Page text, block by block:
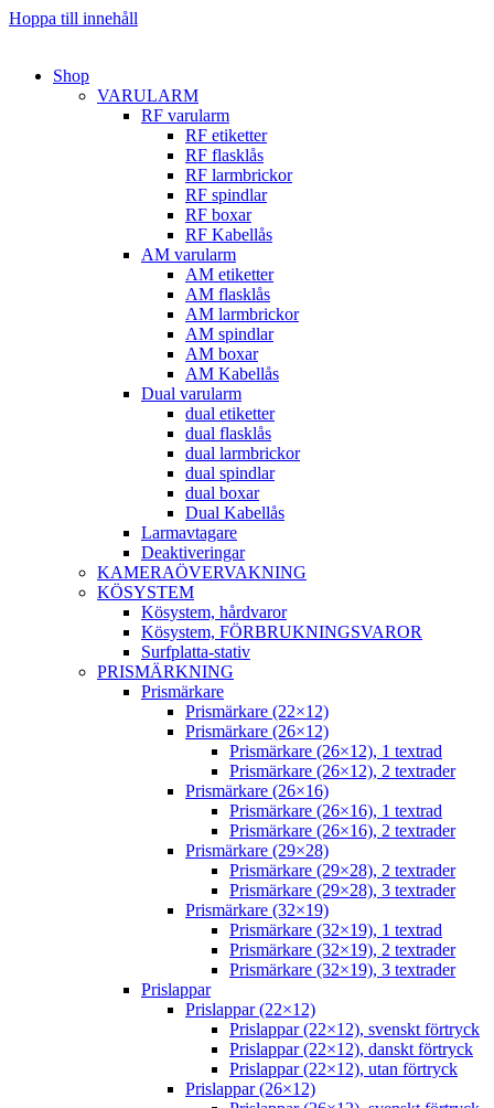
Hoppa till innehåll
Shop
VARULARM
RF varularm
RF etiketter
RF flasklås
RF larmbrickor
RF spindlar
RF boxar
RF Kabellås
AM varularm
AM etiketter
AM flasklås
AM larmbrickor
AM spindlar
AM boxar
AM Kabellås
Dual varularm
dual etiketter
dual flasklås
dual larmbrickor
dual spindlar
dual boxar
Dual Kabellås
Larmavtagare
Deaktiveringar
KAMERAÖVERVAKNING
KÖSYSTEM
Kösystem, hårdvaror
Kösystem, FÖRBRUKNINGSVAROR
Surfplatta-stativ
PRISMÄRKNING
Prismärkare
Prismärkare (22×12)
Prismärkare (26×12)
Prismärkare (26×12), 1 textrad
Prismärkare (26×12), 2 textrader
Prismärkare (26×16)
Prismärkare (26×16), 1 textrad
Prismärkare (26×16), 2 textrader
Prismärkare (29×28)
Prismärkare (29×28), 2 textrader
Prismärkare (29×28), 3 textrader
Prismärkare (32×19)
Prismärkare (32×19), 1 textrad
Prismärkare (32×19), 2 textrader
Prismärkare (32×19), 3 textrader
Prislappar
Prislappar (22×12)
Prislappar (22×12), svenskt förtryck
Prislappar (22×12), danskt förtryck
Prislappar (22×12), utan förtryck
Prislappar (26×12)